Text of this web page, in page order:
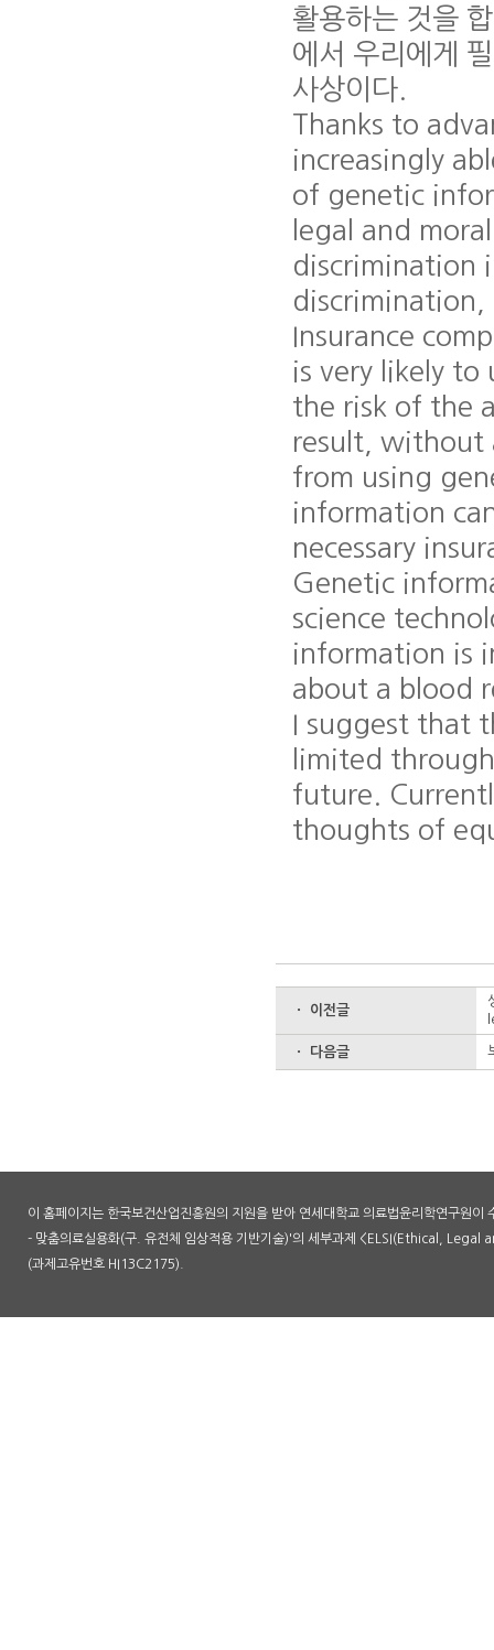
활용하는 것을
에서 우리에게
사상이다.
Thanks to
increasingly
of genetic
legal and
discrimination
Insurance
is very likely
the risk of the
result, without
from using
information
necessary
Genetic
science
information is
about a blood
I suggest that
limited
future.
thoughts of
ㆍ 이전글
ㆍ 다음글
이 홈페이지는 한국보건산업진흥원의 지원을 받아 연세대학교 의료법윤리학연구원이
- 맞춤의료실용화(구. 유전체 임상적용 기반기술)'의 세부과제 <ELSI(Ethical,
(과제고유번호 HI13C2175).